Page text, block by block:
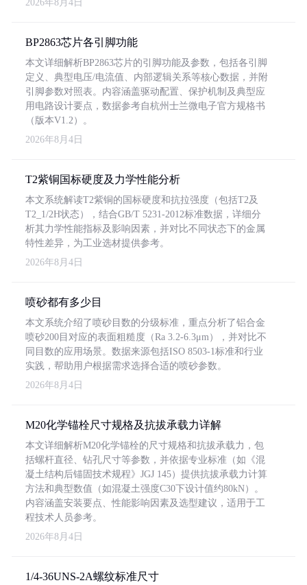
2026年8月4日
BP2863芯片各引脚功能
本文详细解析BP2863芯片的引脚功能及参数，包括各引脚
定义、典型电压/电流值、内部逻辑关系等核心数据，并附
引脚参数对照表。内容涵盖驱动配置、保护机制及典型应
用电路设计要点，数据参考自杭州士兰微电子官方规格书
（版本V1.2）。
2026年8月4日
T2紫铜国标硬度及力学性能分析
本文系统解读T2紫铜的国标硬度和抗拉强度（包括T2及
T2_1/2H状态），结合GB/T 5231-2012标准数据，详细分
析其力学性能指标及影响因素，并对比不同状态下的金属
特性差异，为工业选材提供参考。
2026年8月4日
喷砂都有多少目
本文系统介绍了喷砂目数的分级标准，重点分析了铝合金
喷砂200目对应的表面粗糙度（Ra 3.2-6.3μm），并对比不
同目数的应用场景。数据来源包括ISO 8503-1标准和行业
实践，帮助用户根据需求选择合适的喷砂参数。
2026年8月4日
M20化学锚栓尺寸规格及抗拔承载力详解
本文详细解析M20化学锚栓的尺寸规格和抗拔承载力，包
括螺杆直径、钻孔尺寸等参数，并依据专业标准（如《混
凝土结构后锚固技术规程》JGJ 145）提供抗拔承载力计算
方法和典型数值（如混凝土强度C30下设计值约80kN）。
内容涵盖安装要点、性能影响因素及选型建议，适用于工
程技术人员参考。
2026年8月4日
1/4-36UNS-2A螺纹标准尺寸